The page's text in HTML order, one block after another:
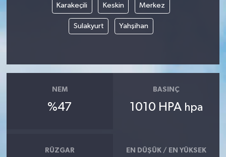
Karakeçili Keskin Merkez
Sulakyurt Yahşihan
NEM
%47
BASINÇ
1010 HPA hpa
RÜZGAR EN DÜŞÜK / EN YÜKSEK